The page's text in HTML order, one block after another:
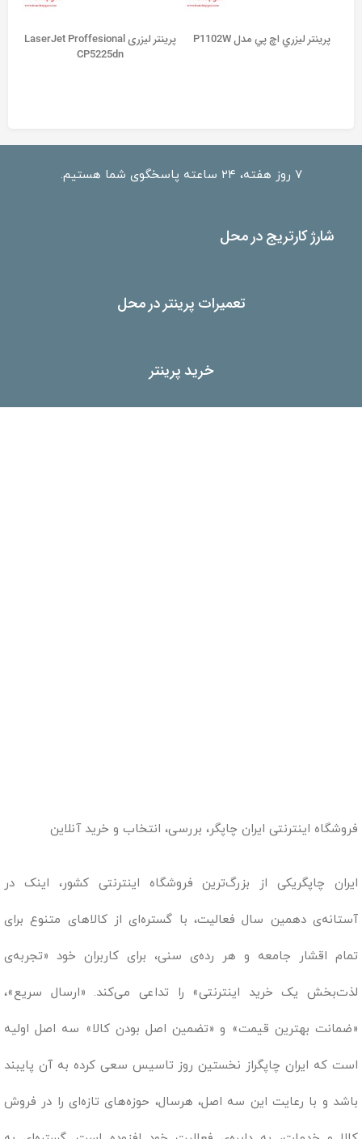
پرينتر ليزري اچ پي مدل P1102W
پرینتر لیزری LaserJet Proffesional
CP5225dn
۷ روز هفته، ۲۴ ساعته پاسخگوی شما هستیم.
شارژ کارتریج در محل
تعمیرات پرینتر در محل
خرید پرینتر
فروشگاه اینترنتی ایران چاپگر، بررسی، انتخاب و خرید آنلاین
ایران چاپگریکی از بزرگ‌ترین فروشگاه اینترنتی کشور، اینک در
آستانه‌ی دهمین سال فعالیت، با گستره‌ای از کالاهای متنوع برای
تمام اقشار جامعه و هر رده‌ی سنی، برای کاربران خود «تجربه‌ی
لذت‌بخش یک خرید اینترنتی» را تداعی می‌کند. «ارسال سریع»،
«ضمانت بهترین قیمت» و «تضمین اصل بودن کالا» سه اصل اولیه
است که ایران چاپگراز نخستین روز تاسیس سعی کرده به آن پایبند
باشد و با رعایت این سه اصل، هرسال، حوزه‌های تازه‌ای را در فروش